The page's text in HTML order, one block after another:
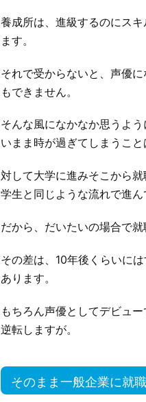
養成所は、進級するのにス
ます。
それで受からないと、声優
もできません。
そんな風になかなか思うよ
いまま時が過ぎてしまうこと
対して大学に進みそこから
学生と同じような流れで進ん
だから、だいたいの場合で就
その差は、10年後くらいに
あります。
もちろん声優としてデビュ
逆転しますが。
そのまま一般企業に就